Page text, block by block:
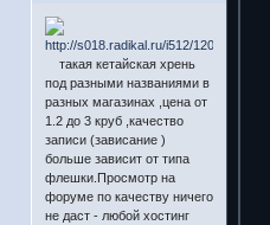
такая кетайская хрень
под разными названиями в
разных магазинах ,цена от
1.2 до 3 круб ,качество
записи (зависание )
больше зависит от типа
флешки.Просмотр на
форуме по качеству ничего
не даст - любой хостинг